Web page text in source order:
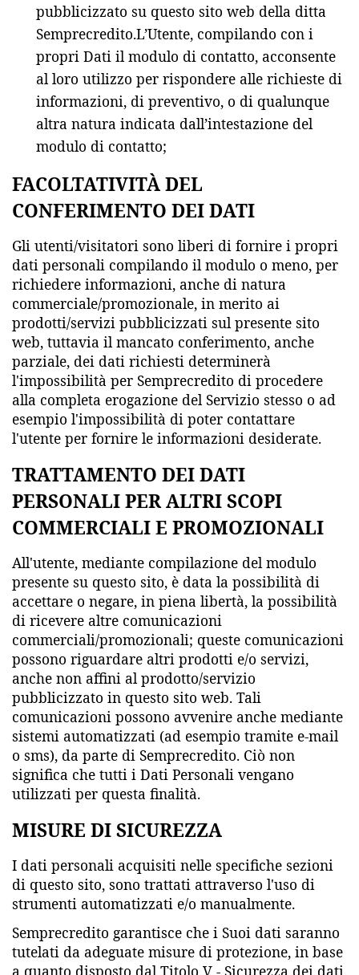
pubblicizzato su questo sito web della ditta
Semprecredito.L’Utente, compilando con i
propri Dati il modulo di contatto, acconsente
al loro utilizzo per rispondere alle richieste di
informazioni, di preventivo, o di qualunque
altra natura indicata dall’intestazione del
modulo di contatto;
FACOLTATIVITÀ DEL
CONFERIMENTO DEI DATI
Gli utenti/visitatori sono liberi di fornire i propri
dati personali compilando il modulo o meno, per
richiedere informazioni, anche di natura
commerciale/promozionale, in merito ai
prodotti/servizi pubblicizzati sul presente sito
web, tuttavia il mancato conferimento, anche
parziale, dei dati richiesti determinerà
l'impossibilità per Semprecredito di procedere
alla completa erogazione del Servizio stesso o ad
esempio l'impossibilità di poter contattare
l'utente per fornire le informazioni desiderate.
TRATTAMENTO DEI DATI
PERSONALI PER ALTRI SCOPI
COMMERCIALI E PROMOZIONALI
All'utente, mediante compilazione del modulo
presente su questo sito, è data la possibilità di
accettare o negare, in piena libertà, la possibilità
di ricevere altre comunicazioni
commerciali/promozionali; queste comunicazioni
possono riguardare altri prodotti e/o servizi,
anche non affini al prodotto/servizio
pubblicizzato in questo sito web. Tali
comunicazioni possono avvenire anche mediante
sistemi automatizzati (ad esempio tramite e-mail
o sms), da parte di Semprecredito. Ciò non
significa che tutti i Dati Personali vengano
utilizzati per questa finalità.
MISURE DI SICUREZZA
I dati personali acquisiti nelle specifiche sezioni
di questo sito, sono trattati attraverso l'uso di
strumenti automatizzati e/o manualmente.
Semprecredito garantisce che i Suoi dati saranno
tutelati da adeguate misure di protezione, in base
a quanto disposto dal Titolo V - Sicurezza dei dati